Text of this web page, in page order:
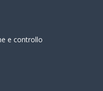
e controllo